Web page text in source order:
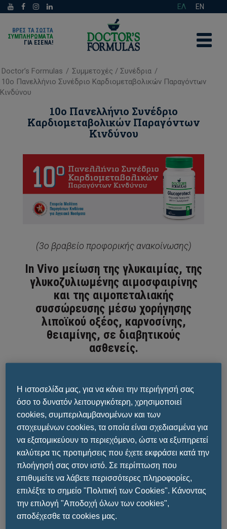
ΕΛ EN
ΒΡΕΣ ΤΑ ΣΩΣΤΑ
ΣΥΜΠΛΗΡΩΜΑΤΑ
ΓΙΑ ΕΣΈΝΑ!
Doctor’s Formulas / Συμμετοχές / Συνέδρια /
10ο Πανελλήνιο Συνέδριο Καρδιομεταβολικών Παραγόντων
Κινδύνου
10ο Πανελλήνιο Συνέδριο
Καρδιομεταβολικών Παραγόντων
Κινδύνου
(3ο βραβείο προφορικής ανακοίνωσης)
In Vivo μείωση της γλυκαιμίας, της
γλυκοζυλιωμένης αιμοσφαιρίνης
και της αιμοπεταλιακής
συσσώρευσης μέσω χορήγησης
λιποϊκού οξέος, καρνοσίνης,
θειαμίνης, σε διαβητικούς
ασθενείς.
Με υπερηφάνεια σας ανακοινώνουμε ότι,
κατά την διάρκεια του
ου
Πανελλήνιου
Συνέδριου Καρδιομεταβολικών
Παραγόντων Κινδύνου
, απονεμήθηκε στην
φόρμουλα προστασίας από την
γλυκοζυλίωση,
Glucoprotect της Doctor’s
Formulas, βραβείο
προφορικής
ανακοίνωσης για τα
αποτελέσματα από
την εκπόνηση της In Vivo μελέτηςπου
έγινε στοΠανεπιστήμιο Ιωαννίνων με
επικεφαλής τον Δρ. Καρκαμπούνα
Σπυρίδωνα
Η ιστοσελίδα μας, για να κάνει την περιήγησή σας
όσο το δυνατόν λειτουργικότερη, χρησιμοποιεί
cookies, συμπεριλαμβανομένων και των
στοχευμένων cookies, τα οποία είναι σχεδιασμένα για
να εξατομικεύουν το περιεχόμενο, ώστε να εξυπηρετεί
καλύτερα τις προτιμήσεις που έχετε εκφράσει κατά την
πλοήγησή σας στον ιστό. Σε περίπτωση που
επιθυμείτε να λάβετε περισσότερες πληροφορίες,
επιλέξτε το σημείο "Πολιτική των Cookies". Κάνοντας
την επιλογή "Αποδοχή όλων των cookies",
αποδέχεσθε τα cookies μας.